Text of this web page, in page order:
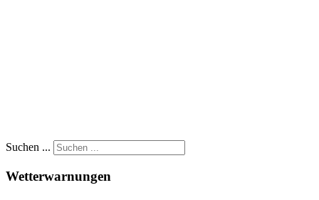
Suchen ...
Wetterwarnungen